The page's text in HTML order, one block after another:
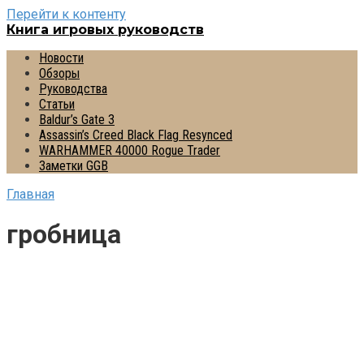
Перейти к контенту
Книга игровых руководств
Новости
Обзоры
Руководства
Статьи
Baldur’s Gate 3
Assassin’s Creed Black Flag Resynced
WARHAMMER 40000 Rogue Trader
Заметки GGB
Главная
гробница